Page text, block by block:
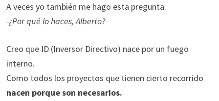
A veces yo también me hago esta pregunta.
-¿Por qué lo haces, Alberto?
Creo que ID (Inversor Directivo) nace por un fuego
interno.
Como todos los proyectos que tienen cierto recorrido
nacen porque son necesarios.
Marketing
Al compartir tus
intereses y
mientras visitas
nuestro sitio,
aumentas la
ver contenido y